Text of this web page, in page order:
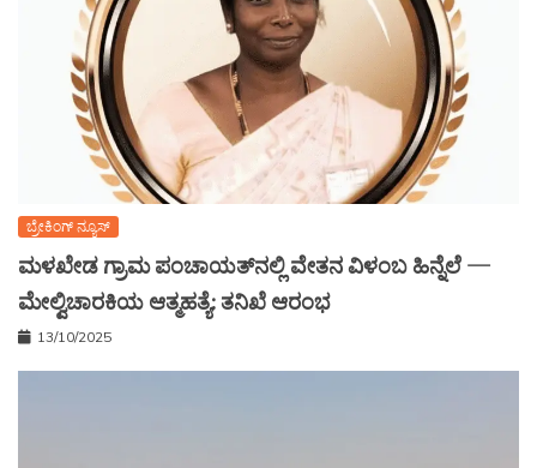
ಬ್ರೇಕಿಂಗ್ ನ್ಯೂಸ್
ಮಳಖೇಡ ಗ್ರಾಮ ಪಂಚಾಯತ್‌ನಲ್ಲಿ ವೇತನ ವಿಳಂಬ ಹಿನ್ನೆಲೆ —
ಮೇಲ್ವಿಚಾರಕಿಯ ಆತ್ಮಹತ್ಯೆ: ತನಿಖೆ ಆರಂಭ
13/10/2025